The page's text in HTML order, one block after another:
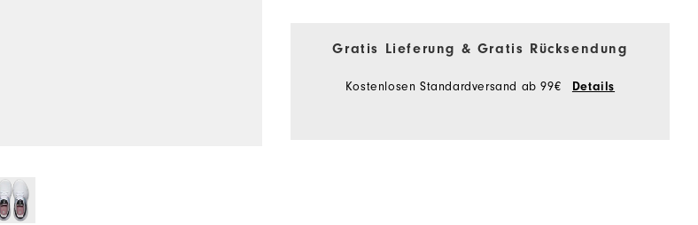
Gratis Lieferung & Gratis Rücksendung
Kostenlosen Standardversand ab 99€ Details